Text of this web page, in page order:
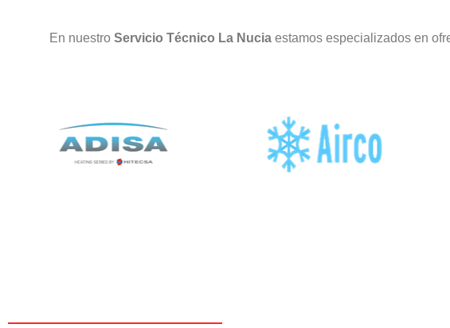
En nuestro Servicio Técnico La Nucia estamos especializados en